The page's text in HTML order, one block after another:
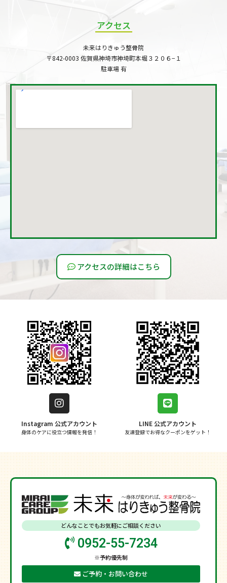
アクセス
未来はりきゅう整骨院
〒842-0003 佐賀県神埼市神埼町本堀３２０６−１
駐車場 有
アクセスの詳細はこちら
Instagram 公式アカウント
身体のケアに役立つ情報を発信！
LINE 公式アカウント
友達登録でお得なクーポンをゲット！
どんなことでもお気軽にご相談ください
0952-55-7234
※予約優先制
ご予約・お問い合わせ